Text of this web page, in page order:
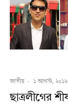
জাতীয় · ১ আগস্ট, ২০১৮
ছাত্রলীগের